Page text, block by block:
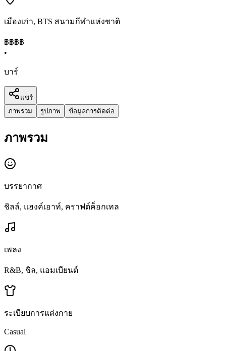
เมืองเก่า, BTS สนามกีฬาแห่งชาติ
฿฿฿฿
•
บาร์
แชร์
ภาพรวม
รูปภาพ ข้อมูลการติดต่อ
ภาพรวม
บรรยากาศ
ชิลล์, แฮงค์เอาท์, คราฟต์ค็อกเทล
เพลง
R&B, ชิล, แอมเบียนต์
ระเบียบการแต่งกาย
Casual